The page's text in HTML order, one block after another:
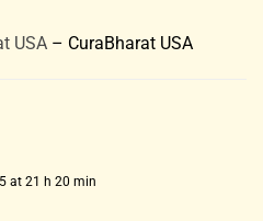
USA – CuraBharat USA
at 21 h 20 min